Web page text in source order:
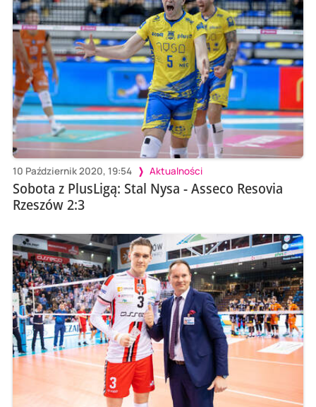
10 Październik 2020, 19:54 Aktualności
Sobota z PlusLigą: Stal Nysa - Asseco Resovia
Rzeszów 2:3